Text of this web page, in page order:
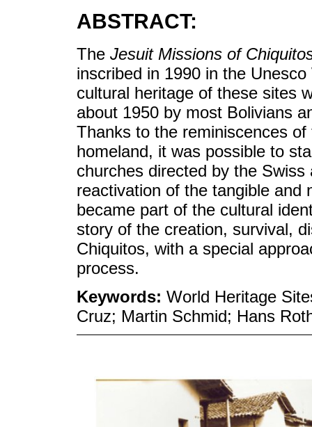
ABSTRACT:
The Jesuit Missions of
inscribed in 1990 in the
cultural heritage of these sites
about 1950 by most Bolivians
Thanks to the reminiscences
homeland, it was possible to
churches directed by the
reactivation of the tangible and
became part of the cultural
story of the creation, survival,
Chiquitos, with a special
process.
Keywords: World Heritage
Cruz; Martin Schmid; Hans